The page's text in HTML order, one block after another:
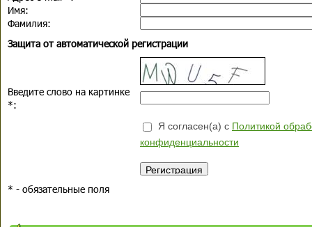
Имя:
Фамилия:
Защита от автоматической регистрации
Введите слово на картинке
*:
Я согласен(а) с Политикой
конфиденциальности
* - обязательные поля